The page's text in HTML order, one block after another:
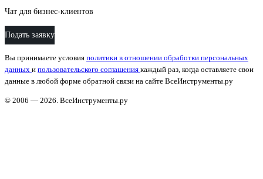
Чат для бизнес-клиентов
Подать заявку
Вы принимаете условия политики в отношении обработки персональных
данных и пользовательского соглашения каждый раз, когда оставляете свои
данные в любой форме обратной связи на сайте ВсеИнструменты.ру
© 2006 — 2026. ВсеИнструменты.ру